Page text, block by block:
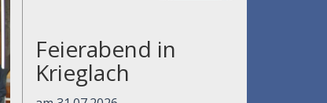
Feierabend in
Krieglach